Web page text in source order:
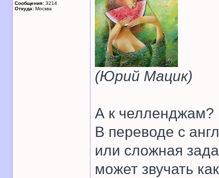
Сообщения: 3214
Откуда: Москва
(Юрий Мацик)
А к челленджам?
В переводе с
или сложная
может звучать